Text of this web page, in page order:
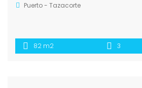
Puerto - Tazacorte
82 m2 3